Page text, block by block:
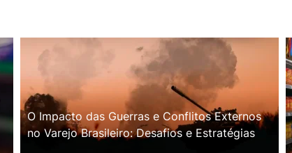
O Impacto das Guerras e Conflitos Externos
no Varejo Brasileiro: Desafios e Estratégias